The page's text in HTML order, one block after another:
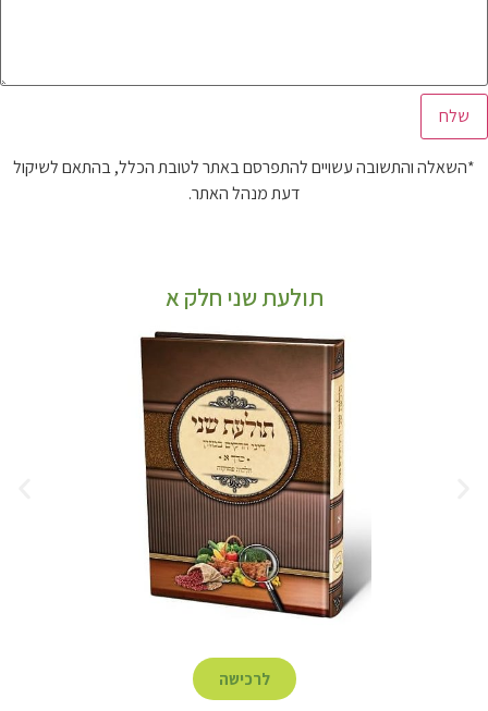
*השאלה והתשובה עשויים להתפרסם באתר לטובת הכלל, בהתאם לשיקול
דעת מנהל האתר.
תולעת שני חלק א
לרכישה